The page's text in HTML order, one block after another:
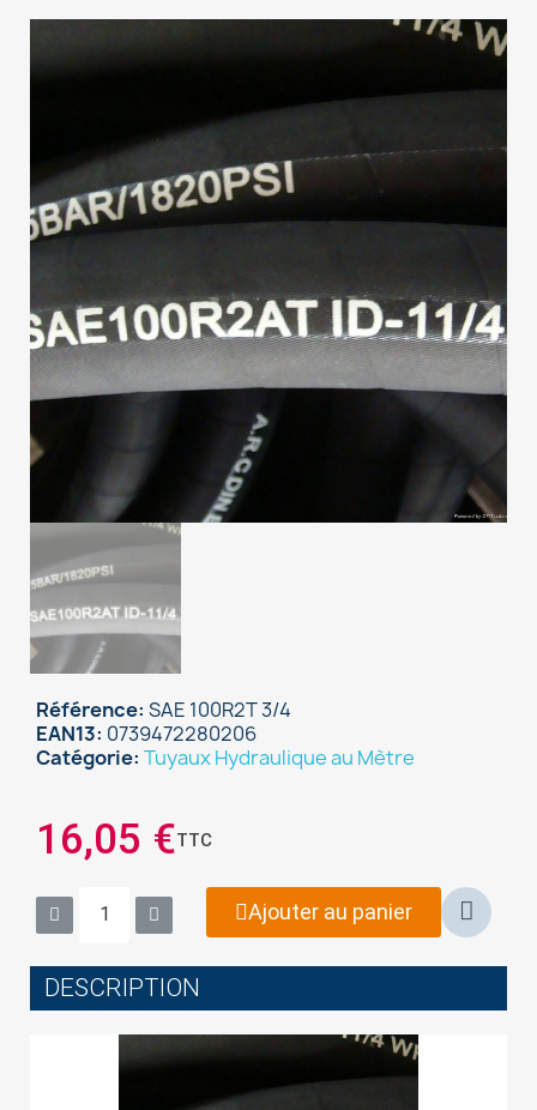
Référence SAE 100R2T 3/4
EAN13 0739472280206
Catégorie Tuyaux Hydraulique au Mètre
16,05 €TTC
Ajouter au panier
DESCRIPTION
You need to be logged in to save products in your
Cancel